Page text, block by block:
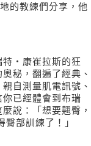
的教練們分享，他
特 ‧ 康崔拉斯的狂
秘，翻遍了經典、
自測量肌電訊號、
已經體會到布瑞
說：「想要翹臀，
部訓練了！」